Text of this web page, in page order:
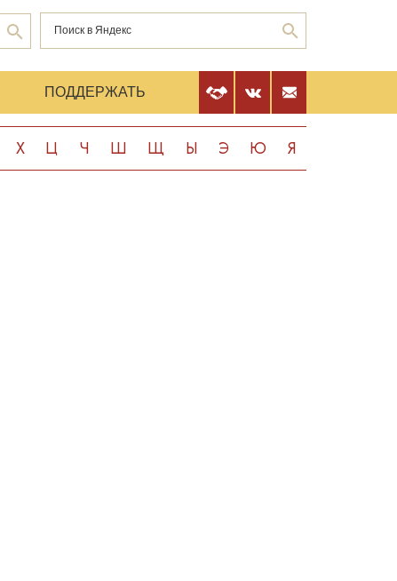
ПОДДЕРЖАТЬ
Х Ц Ч Ш Щ Ы Э Ю Я